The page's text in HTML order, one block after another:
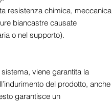
resistenza chimica, meccanica
biancastre causate
o nel supporto).
viene garantita la
del prodotto, anche
garantisce un